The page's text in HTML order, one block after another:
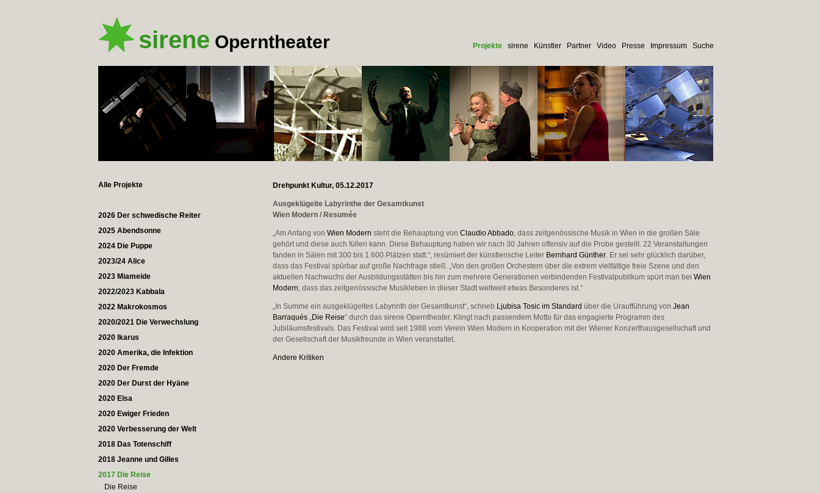
sirene Operntheater Projekte sirene Künstler Partner Video Presse Impressum Suche
Alle Projekte
2026 Der schwedische Reiter
2025 Abendsonne
2024 Die Puppe
2023/24 Alice
2023 Miameide
2022/2023 Kabbala
2022 Makrokosmos
2020/2021 Die Verwechslung
2020 Ikarus
2020 Amerika, die Infektion
2020 Der Fremde
2020 Der Durst der Hyäne
2020 Elsa
2020 Ewiger Frieden
2020 Verbesserung der Welt
2018 Das Totenschiff
2018 Jeanne und Gilles
2017 Die Reise
Die Reise
Drehpunkt Kultur, 05.12.2017
Ausgeklügelte Labyrinthe der Gesamtkunst
Wien Modern / Resumée
„Am Anfang von Wien Modern steht die Behauptung von Claudio Abbado, dass zeitgenössische Musik in Wien in die großen Säle
gehört und diese auch füllen kann. Diese Behauptung haben wir nach 30 Jahren offensiv auf die Probe gestellt. 22 Veranstaltungen
fanden in Sälen mit 300 bis 1.600 Plätzen statt.“, resümiert der künstlerische Leiter Bernhard Günther. Er sei sehr glücklich darüber,
dass das Festival spürbar auf große Nachfrage stieß. „Von den großen Orchestern über die extrem vielfältige freie Szene und den
aktuellen Nachwuchs der Ausbildungsstätten bis hin zum mehrere Generationen verbindenden Festivalpublikum spürt man bei Wien
Modern, dass das zeitgenössische Musikleben in dieser Stadt weltweit etwas Besonderes ist.“
„In Summe ein ausgeklügeltes Labyrinth der Gesamtkunst“, schrieb Ljubisa Tosic im Standard über die Uraufführung von Jean
Barraqués„Die Reise“ durch das sirene Operntheater. Klingt nach passendem Motto für das engagierte Programm des
Jubiläumsfestivals. Das Festival wird seit 1988 vom Verein Wien Modern in Kooperation mit der Wiener Konzerthausgesellschaft und
der Gesellschaft der Musikfreunde in Wien veranstaltet.
Andere Kritiken